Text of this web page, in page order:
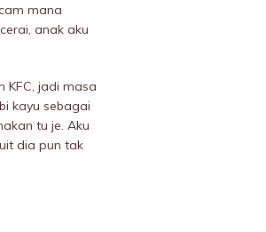
mana
anak aku
KFC, jadi masa
kayu sebagai
tu je. Aku
dia pun tak